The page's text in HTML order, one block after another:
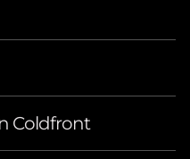
Coldfront